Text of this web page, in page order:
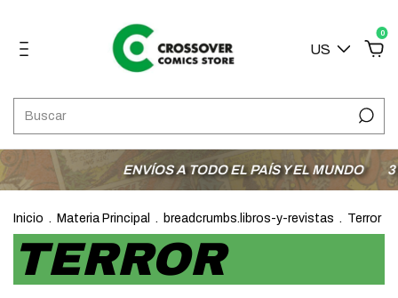
US
0
ENVÍOS A TODO EL PAÍS Y EL MUNDO 3
Inicio . Materia Principal . breadcrumbs.libros-y-revistas . Terror
TERROR